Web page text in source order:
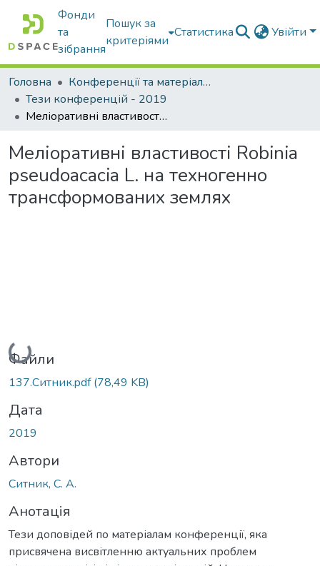
Фонди
та
зібрання
Пошук за
критеріями
Статистика Увійти
Головна
Конференції та матеріали конференцій
Тези конференцій - 2019
Меліоративні властивості Robinia pseudoacacia L. на техногенно трансформованих землях
Меліоративні властивості Robinia
pseudoacacia L. на техногенно
трансформованих землях
Вантажиться...
Файли
137.Ситник.pdf(78,49 KB)
Дата
2019
Автори
Ситник, С. А.
Анотація
Тези доповідей по матеріалам конференції, яка
присвячена висвітленню актуальних проблем